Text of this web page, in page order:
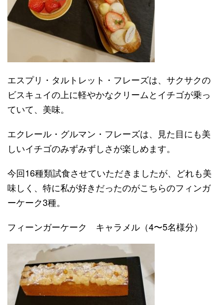
エスプリ・タルトレット・フレーズは、サクサクの
ビスキュイの上に軽やかなクリームとイチゴが乗っ
ていて、美味。
エクレール・グルマン・フレーズは、見た目にも美
しいイチゴのみずみずしさが楽しめます。
今回16種類試食させていただきましたが、どれも美
味しく、特に私が好きだったのがこちらのフィンガ
ーケーク3種。
フィーンガーケーク キャラメル（4〜5名様分）